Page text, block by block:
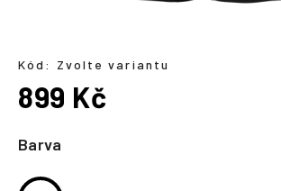
Barva
Kód: Zvolte variantu
899 Kč
cena:
í
t
?